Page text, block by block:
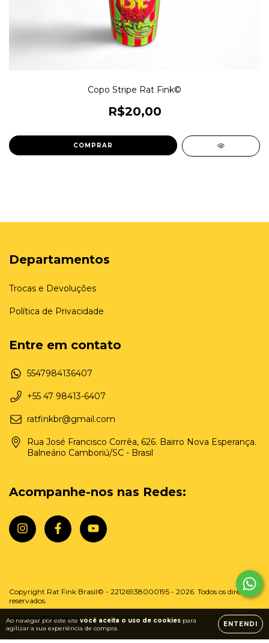
Ao navegar por este sitevocê aceita o uso de cookies para
agilizar a sua experiência de compra.
ENTENDI
Copo Stripe Rat Fink©
R$20,00
Departamentos
Trocas e Devoluções
Política de Privacidade
Entre em contato
5547984136407
+55 47 98413-6407
ratfinkbr@gmail.com
Rua José Francisco Corrêa, 626. Bairro Nova Esperança.
Balneário Camboriú/SC - Brasil
Acompanhe-nos nas Redes:
Copyright Rat Fink Brasil© - 22126938000195 - 2026. Todos os direitos
reservados.